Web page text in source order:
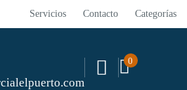
Servicios Contacto Categorías
0